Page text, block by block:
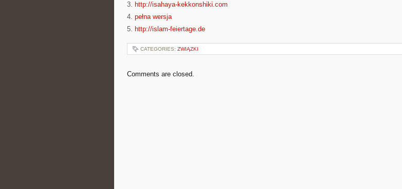
3. http://isahaya-kekkonshiki.com
4. pełna wersja
5. http://islam-feiertage.de
CATEGORIES: ZWIĄZKI
Comments are closed.